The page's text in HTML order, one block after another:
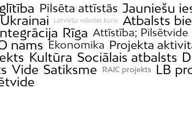
Pilsēta attīstās Jauniešu
Latviešu valodas kursi
Atbalsts
Rīga Attīstība; Pilsētvide
nams Ekonomika Projekta
Kultūra Sociālais atbalsts
Vide Satiksme RAIC projekts
LB